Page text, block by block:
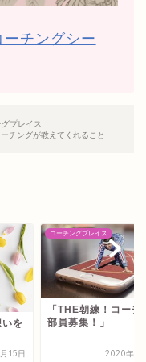
チングシー
プレイス
チングが教えてくれること
を
15日
コーチングプレイス
「THE朝練！コーチ
部員募集！」
2020年1